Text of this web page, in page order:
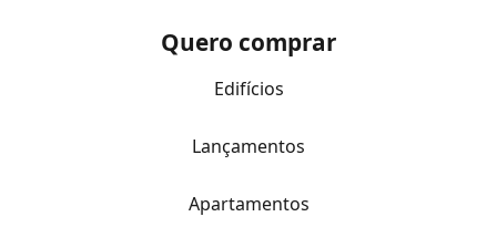
Quero comprar
Edifícios
Lançamentos
Apartamentos